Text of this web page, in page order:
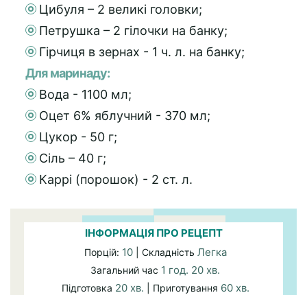
Цибуля – 2 великі головки;
Петрушка – 2 гілочки на банку;
Гірчиця в зернах - 1 ч. л. на банку;
Для маринаду:
Вода - 1100 мл;
Оцет 6% яблучний - 370 мл;
Цукор - 50 г;
Сіль – 40 г;
Каррі (порошок) - 2 ст. л.
ІНФОРМАЦІЯ ПРО РЕЦЕПТ
Порцій: 10| Складність Легка
Загальний час 1 год. 20 хв.
Підготовка 20 хв. | Приготування 60 хв.